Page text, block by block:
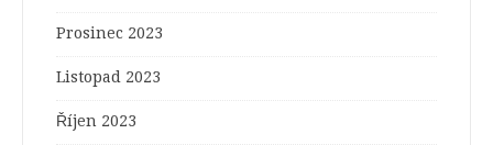
Prosinec 2023
Listopad 2023
Říjen 2023